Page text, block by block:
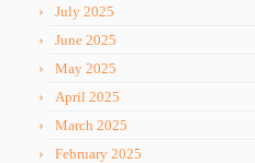
July 2025
June 2025
May 2025
April 2025
March 2025
February 2025